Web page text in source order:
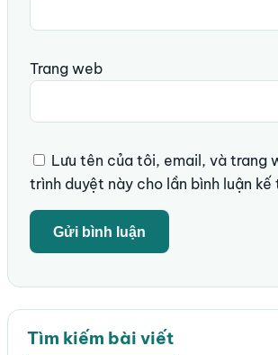
Trang web
Lưu tên của tôi, email, và trang
trình duyệt này cho lần bình luận
Tìm kiếm bài viết